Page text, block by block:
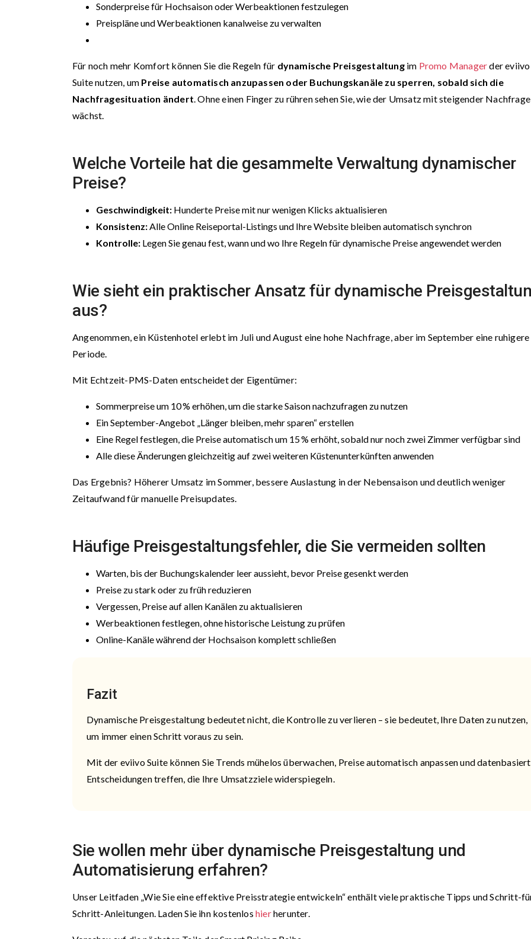
Sonderpreise für Hochsaison oder Werbeaktionen festzulegen
Preispläne und Werbeaktionen kanalweise zu verwalten
Für noch mehr Komfort können Sie die Regeln für dynamische Preisgestaltungim Promo Managerder eviivo
Suite nutzen, um Preise automatisch anzupassen oder Buchungskanäle zu sperren, sobald sich die
Nachfragesituation ändert. Ohne einen Finger zu rühren sehen Sie, wie der Umsatz mit steigender Nachfrage
wächst.
Welche Vorteile hat die gesammelte Verwaltung dynamischer
Preise?
Geschwindigkeit: Hunderte Preise mit nur wenigen Klicks aktualisieren
Konsistenz:Alle Online Reiseportal-Listings und Ihre Website bleiben automatisch synchron
Kontrolle: Legen Sie genau fest, wann und wo Ihre Regeln für dynamische Preise angewendet werden
Wie sieht ein praktischer Ansatz für dynamische
aus?
Angenommen, ein Küstenhotel erlebt im Juli und August eine hohe Nachfrage, aber im September eine ruhigere
Periode.
Mit Echtzeit-PMS-Daten entscheidet der Eigentümer:
Sommerpreise um 10 % erhöhen, um die starke Saison nachzufragen zu nutzen
Ein September-Angebot „Länger bleiben, mehr sparen“ erstellen
Eine Regel festlegen, die Preise automatisch um 15 % erhöht, sobald nur noch zwei Zimmer verfügbar sind
Alle diese Änderungen gleichzeitig auf zwei weiteren Küstenunterkünften anwenden
Das Ergebnis? Höherer Umsatz im Sommer, bessere Auslastung in der Nebensaison und deutlich weniger
Zeitaufwand für manuelle Preisupdates.
Häufige Preisgestaltungsfehler, die Sie vermeiden sollten
Warten, bis der Buchungskalender leer aussieht, bevor Preise gesenkt werden
Preise zu stark oder zu früh reduzieren
Vergessen, Preise auf allen Kanälen zu aktualisieren
Werbeaktionen festlegen, ohne historische Leistung zu prüfen
Online-Kanäle während der Hochsaison komplett schließen
Fazit
Dynamische Preisgestaltung bedeutet nicht, die Kontrolle zu verlieren – sie bedeutet, Ihre Daten zu nutzen,
um immer einen Schritt voraus zu sein.
Mit der eviivo Suite können Sie Trends mühelos überwachen, Preise automatisch anpassen und
Entscheidungen treffen, die Ihre Umsatzziele widerspiegeln.
Sie wollen mehr über dynamische Preisgestaltung und
Automatisierung erfahren?
Unser Leitfaden „Wie Sie eine effektive Preisstrategie entwickeln“ enthält viele praktische Tipps und Schritt-
Schritt-Anleitungen. Laden Sie ihn kostenlos hierherunter.